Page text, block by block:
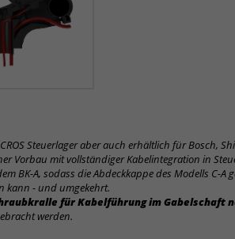
Steuerlager aber auch erhältlich für Bosch,
Vorbau mit vollständiger Kabelintegration in
BK-A, sodass die Abdeckkappe des Modells C-A
kann - und umgekehrt.
für Kabelführung im Gabelschaft
werden.